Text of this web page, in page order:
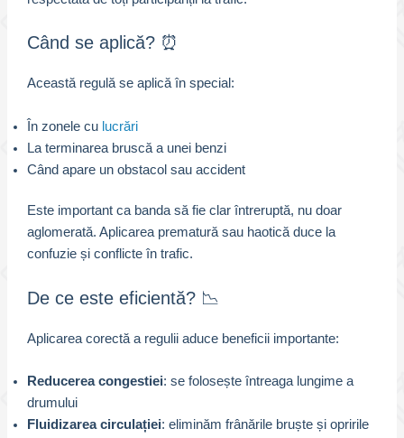
Când se aplică? ⏰
Această regulă se aplică în special:
În zonele cu lucrări
La terminarea bruscă a unei benzi
Când apare un obstacol sau accident
Este important ca banda să fie clar întreruptă, nu doar
aglomerată. Aplicarea prematură sau haotică duce la
confuzie și conflicte în trafic.
De ce este eficientă? 📉
Aplicarea corectă a regulii aduce beneficii importante:
Reducerea congestiei: se folosește întreaga lungime a
drumului
Fluidizarea circulației: eliminăm frânările bruște și opririle